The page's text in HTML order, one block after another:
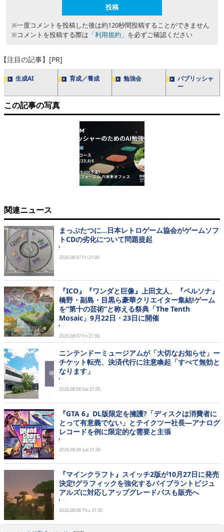
※一度コメントを投稿した後は約120秒間投稿することができません
※コメントを投稿する際は 「利用規約」 を必ずご確認ください
【注目の記事】[PR]
生成AI 育成／養成 勉強会
パブリッシャ
ー
この記事の写真
関連ニュース
まっぷたつに...日本レトロゲーム協会がゲームソフ
トCDの劣化について問題提起
2026.08.07 Fri 21:00
『ICO』『ワンダと巨像』上田文人、『ペルソナ』
橋野・副島・目黒ら豪華クリエイター集結!ゲーム
を“第十の芸術”と称える祭典「The Tenth
Mosaic」9月22日・23日に開催
2026.08.07 Fri 21:30
ニンテンドーミュージアムが「大切なお知らせ」ー
チケット転売、決済代行に注意喚起「すべて無効と
なります」
2026.08.08 Sat 21:00
『GTA 6』DL版限定を擁護?「ディスクは消費者に
とって有意義でない」とテイクツー社長―アナログ
レコードを例に限定的な需要と主張
2026.08.08 Sat 21:30
『マインクラフト』スイッチ2版が10月27日に発売
決定!グラフィックを強化するバイブラントビジュ
アルズに対応しアップグレードパスも販売へ
2026.08.06 Thu 21:30